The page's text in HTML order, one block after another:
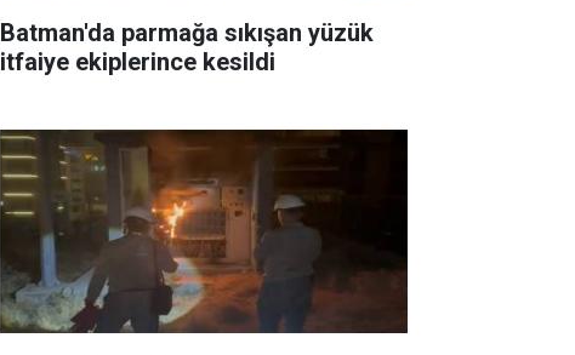
Batman'da parmağa sıkışan yüzük
itfaiye ekiplerince kesildi